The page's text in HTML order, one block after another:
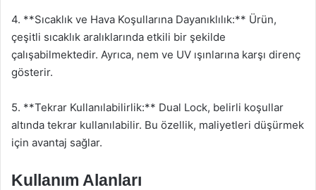
4. **Sıcaklık ve Hava Koşullarına Dayanıklılık:** Ürün,
çeşitli sıcaklık aralıklarında etkili bir şekilde
çalışabilmektedir. Ayrıca, nem ve UV ışınlarına karşı direnç
gösterir.
5. **Tekrar Kullanılabilirlik:** Dual Lock, belirli koşullar
altında tekrar kullanılabilir. Bu özellik, maliyetleri düşürmek
için avantaj sağlar.
Kullanım Alanları